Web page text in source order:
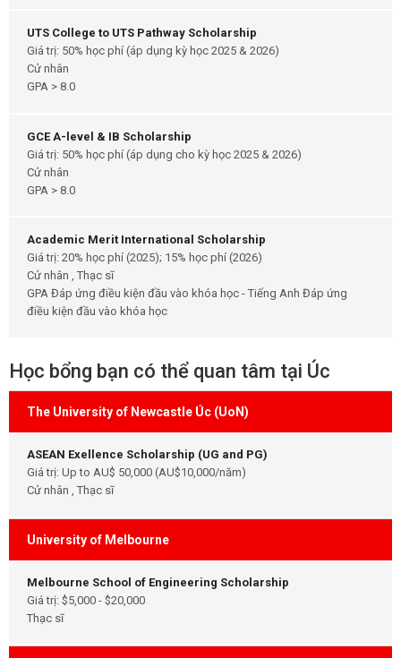
UTS College to UTS Pathway Scholarship
Giá trị: 50% học phí (áp dụng kỳ học 2025 & 2026)
Cử nhân
GPA > 8.0
GCE A-level & IB Scholarship
Giá trị: 50% học phí (áp dụng cho kỳ học 2025 & 2026)
Cử nhân
GPA > 8.0
Academic Merit International Scholarship
Giá trị: 20% học phí (2025); 15% học phí (2026)
Cử nhân , Thạc sĩ
GPA Đáp ứng điều kiện đầu vào khóa học - Tiếng Anh Đáp ứng
điều kiện đầu vào khóa học
Học bổng bạn có thể quan tâm tại Úc
The University of Newcastle Úc (UoN)
ASEAN Exellence Scholarship (UG and PG)
Giá trị: Up to AU$ 50,000 (AU$10,000/năm)
Cử nhân , Thạc sĩ
University of Melbourne
Melbourne School of Engineering Scholarship
Giá trị: $5,000 - $20,000
Thạc sĩ